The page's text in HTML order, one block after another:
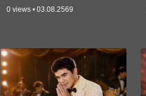
0 views • 03.08.2569